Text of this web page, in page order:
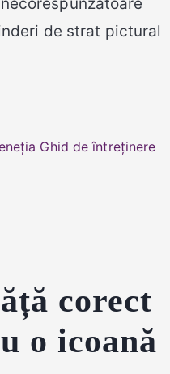
de strat pictural
corect
o icoană